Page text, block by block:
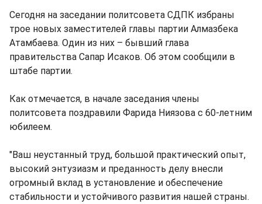
Сегодня на заседании политсовета СДПК избраны
трое новых заместителей главы партии Алмазбека
Атамбаева. Один из них – бывший глава
правительства Сапар Исаков. Об этом сообщили в
штабе партии.
Как отмечается, в начале заседания члены
политсовета поздравили Фарида Ниязова с 60-летним
юбилеем.
"Ваш неустанный труд, большой практический опыт,
высокий энтузиазм и преданность делу внесли
огромный вклад в установление и обеспечение
стабильности и устойчивого развития нашей страны.